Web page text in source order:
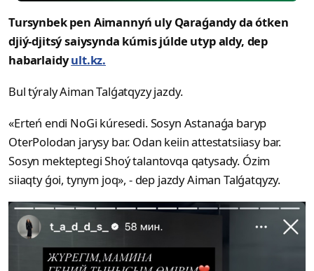
Tursynbek pen Aimannyń uly Qaraǵandy da ótken
djiý-djitsý saiysynda kúmis júlde utyp aldy, dep
habarlaidyult.kz.
Bul týraly Aiman Talǵatqyzy jazdy.
«Erteń endi NoGi kúresedi. Sosyn Astanaǵa baryp
OterPolodan jarysy bar. Odan keiin attestatsiiasy bar.
Sosyn mekteptegi Shoý talantovqa qatysady. Ózim
siiaqty ǵoi, tynym joq», - dep jazdy Aiman Talǵatqyzy.